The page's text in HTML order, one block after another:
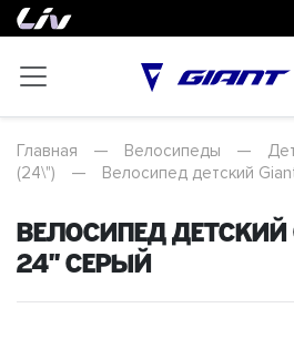
Главная — Велосипеды —
(24\")
— Велосипед детский
Велосипед детский
24" Серый